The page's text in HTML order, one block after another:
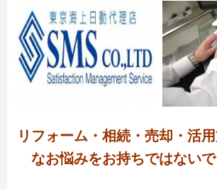
リフォーム・相続・売却・活
なお悩みをお持ちではない